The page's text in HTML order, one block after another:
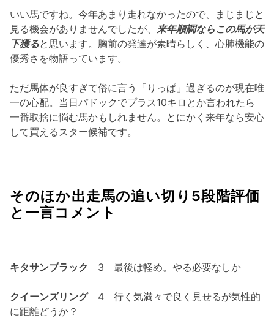
いい馬ですね。今年あまり走れなかったので、まじまじと
見る機会がありませんでしたが、 来年順調ならこの馬が天
下獲ると思います。胸前の発達が素晴らしく、心肺機能の
優秀さを物語っています。
ただ馬体が良すぎて俗に言う「りっぱ」過ぎるのが現在唯
一の心配。当日パドックでプラス10キロとか言われたら
一番取捨に悩む馬かもしれません。とにかく来年なら安心
して買えるスター候補です。
そのほか出走馬の追い切り5段階評価
と一言コメント
キタサンブラック 3 最後は軽め。やる必要なしか
クイーンズリング4 行く気満々で良く見せるが気性的
に距離どうか？